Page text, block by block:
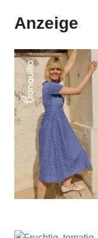
Anzeige